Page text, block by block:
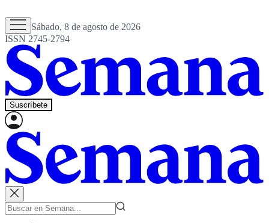
Sábado, 8 de agosto de 2026
ISSN 2745-2794
Suscríbete